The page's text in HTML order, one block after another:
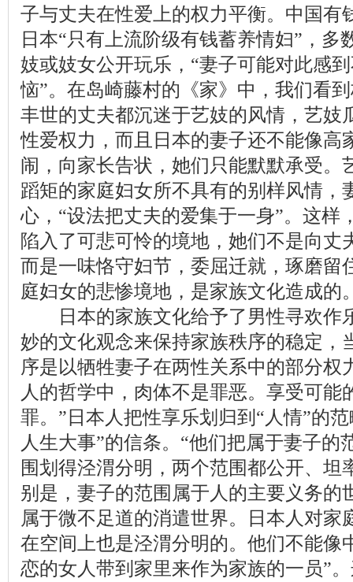
子与丈夫在性爱上的权力平衡。中国有
日本“只有上流阶级有钱蓄养情妇”，多
妓或妓女公开玩乐，“妻子可能对此感
恼”。在岛崎藤村的《家》中，我们看
丰世的丈夫都沉迷于艺妓的风情，艺妓
性爱权力，而且日本的妻子还不能像高
闹，向家长告状，她们只能默默承受。
蹈矩的家庭妇女所不具有的别样风情，
心，“设法把丈夫的爱集于一身”。这样
陷入了可悲可怜的境地，她们不是向丈
而是一味恪守妇节，委屈迁就，琢磨留
庭妇女的悲惨境地，是家族文化造成的
日本的家族文化给予了男性寻欢作
妙的文化观念来保持家族秩序的稳定，
序是以牺牲妻子在两性关系中的部分权
人的哲学中，肉体不是罪恶。享受可能
罪。”日本人把性享乐划归到“人情”的
人生大事”的信条。“他们把属于妻子的
围划得泾渭分明，两个范围都公开、坦
别是，妻子的范围属于人的主要义务的
属于微不足道的消遣世界。日本人对家
在空间上也是泾渭分明的。他们不能像
恋的女人带到家里来作为家族的一员”